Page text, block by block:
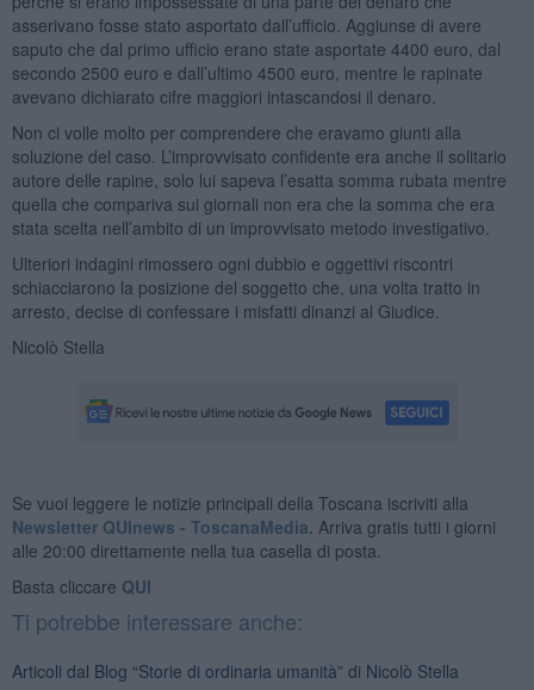
asserivano fosse stato asportato dall’ufficio. Aggiunse di avere
saputo che dal primo ufficio erano state asportate 4400 euro, dal
secondo 2500 euro e dall’ultimo 4500 euro, mentre le rapinate
avevano dichiarato cifre maggiori intascandosi il denaro.
Non ci volle molto per comprendere che eravamo giunti alla
soluzione del caso. L’improvvisato confidente era anche il solitario
autore delle rapine, solo lui sapeva l’esatta somma rubata mentre
quella che compariva sui giornali non era che la somma che era
stata scelta nell’ambito di un improvvisato metodo investigativo.
Ulteriori indagini rimossero ogni dubbio e oggettivi riscontri
schiacciarono la posizione del soggetto che, una volta tratto in
arresto, decise di confessare i misfatti dinanzi al Giudice.
Nicolò Stella
Se vuoi leggere le notizie principali della Toscana iscriviti alla
Newsletter QUInews - ToscanaMedia. Arriva gratis tutti i giorni
alle 20:00 direttamente nella tua casella di posta.
Basta cliccare QUI
Ti potrebbe interessare anche:
Articoli dal Blog “Storie di ordinaria umanità” di Nicolò Stella